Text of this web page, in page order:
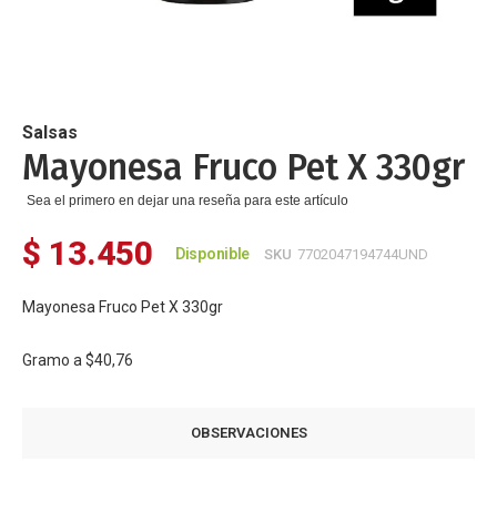
de
la
galería
de
Salsas
Mayonesa Fruco Pet X 330gr
Sea el primero en dejar una reseña para este artículo
$ 13.450 Disponible SKU 7702047194744UND
Mayonesa Fruco Pet X 330gr
Gramo a $40,76
OBSERVACIONES